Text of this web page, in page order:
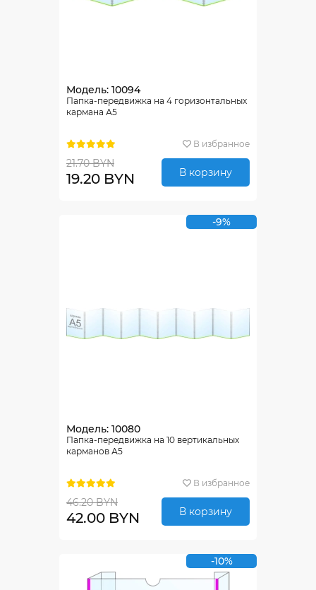
Модель: 10094
Папка-передвижка на 4 горизонтальных
кармана А5
В избранное
21.70 BYN
19.20 BYN В корзину
-9%
Модель: 10080
Папка-передвижка на 10 вертикальных
карманов А5
В избранное
46.20 BYN
42.00 BYN В корзину
-10%